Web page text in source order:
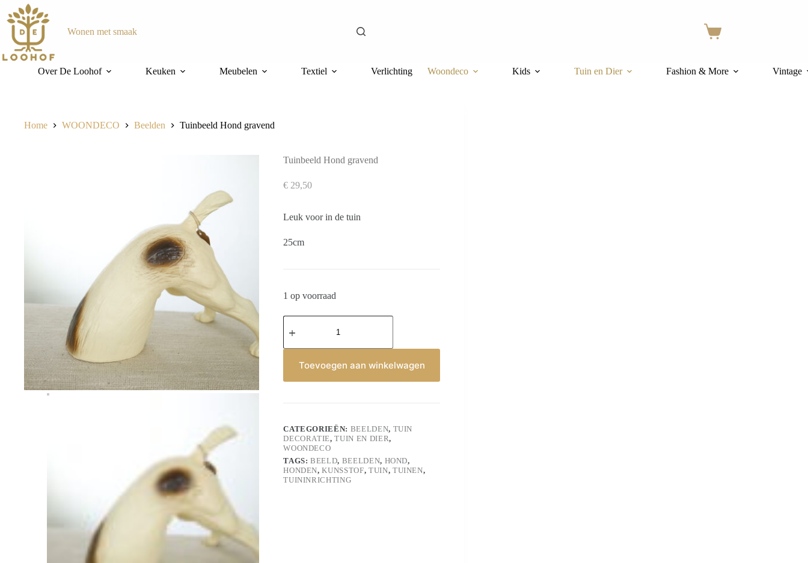
naar
inhoud
Wonen met smaak Winkelwagen
Over De Loohof Keuken Meubelen Textiel Verlichting Woondeco Kids Tuin en Dier Fashion & More Vintage
Home WOONDECO Beelden Tuinbeeld Hond gravend
Tuinbeeld Hond gravend
€ 29,50
Leuk voor in de tuin
25cm
1 op voorraad
Tuinbeeld
Hond
aantal
Toevoegen aan winkelwagen
CATEGORIEËN: BEELDEN, TUIN
DECORATIE,TUIN EN DIER,
WOONDECO
TAGS:BEELD, BEELDEN, HOND,
HONDEN,KUNSSTOF, TUIN, TUINEN,
TUININRICHTING